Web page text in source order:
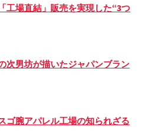
場直結」販売を実現した“3つ
次男坊が描いたジャパンブラン
腕アパレル工場の知られざる